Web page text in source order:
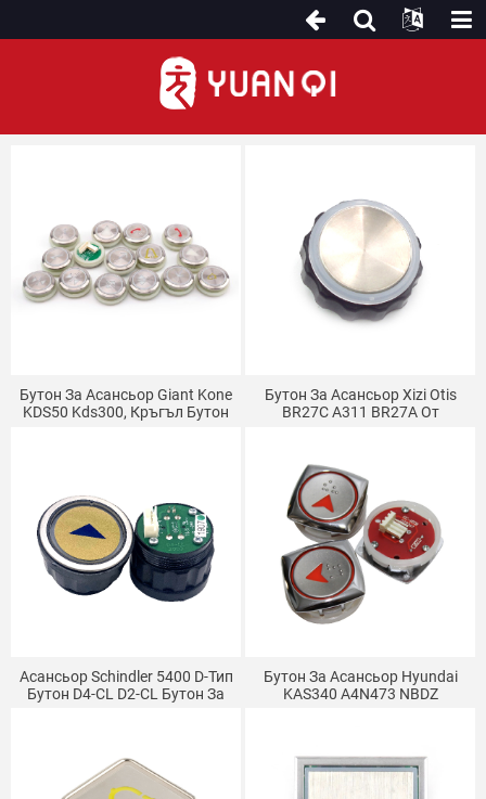
Бутон За Асансьор Giant Kone
KDS50 Kds300, Кръгъл Бутон
Бутон За Асансьор Xizi Otis
BR27C A311 BR27A От
Асансьор Schindler 5400 D-Тип
Бутон D4-CL D2-CL Бутон За
Бутон За Асансьор Hyundai
KAS340 A4N473 NBDZ